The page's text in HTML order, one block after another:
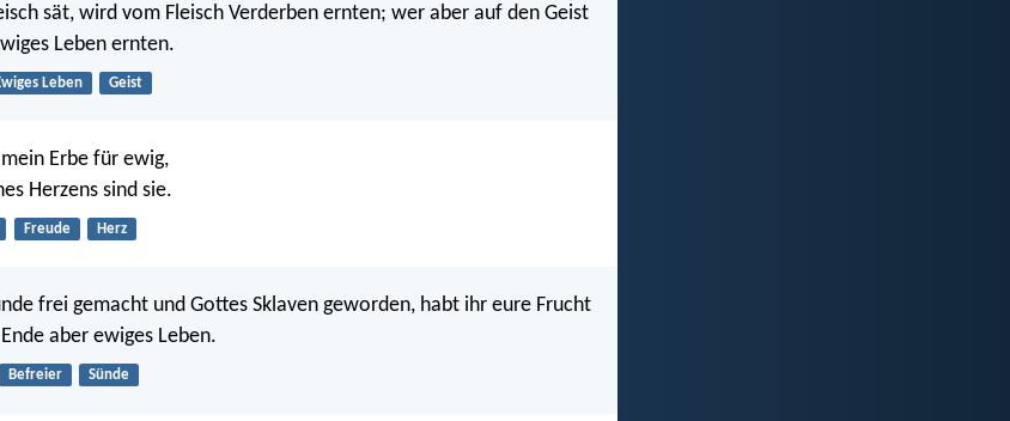
sät, wird vom Fleisch Verderben ernten; wer aber auf den Geist
Leben ernten.
Leben Geist
Erbe für ewig,
Herzens sind sie.
Freude Herz
frei gemacht und Gottes Sklaven geworden, habt ihr eure Frucht
aber ewiges Leben.
Befreier Sünde